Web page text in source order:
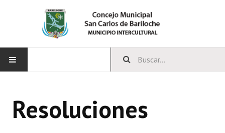
CONCEJO
Resoluciones